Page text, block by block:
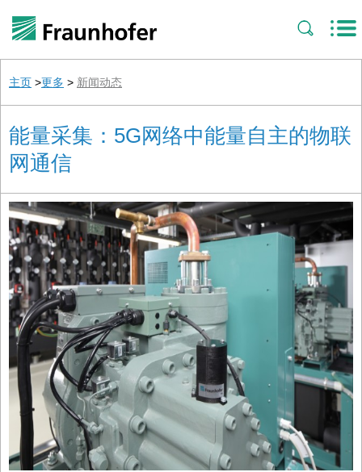
主页 >更多 > 新闻动态
能量采集：5G网络中能量自主的物联
网通信